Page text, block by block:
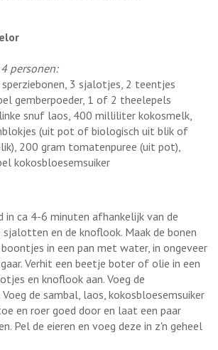
personen:
3 sjalotjes, 2 teentjes
gemberpoeder, 1 of 2 theelepels
snuf laos, 400 milliliter kokosmelk,
(uit pot of biologisch uit blik of
200 gram tomatenpuree (uit pot),
kokosbloesemsuiker
in ca 4-6 minuten afhankelijk van de
en de knoflook. Maak de bonen
in een pan met water, in ongeveer
Verhit een beetje boter of olie in een
en knoflook aan. Voeg de
de sambal, laos, kokosbloesemsuiker
en roer goed door en laat een paar
Pel de eieren en voeg deze in z'n geheel